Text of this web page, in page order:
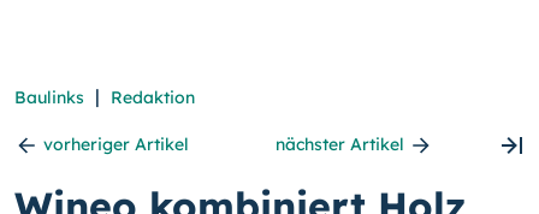
Baulinks | Redaktion
vorheriger Artikel nächster Artikel